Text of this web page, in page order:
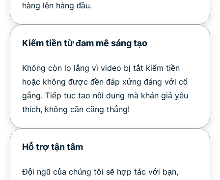
hàng lên hàng đầu.
Kiếm tiền từ đam mê sáng tạo
Không còn lo lắng vì video bị tắt kiếm tiền
hoặc không được đền đáp xứng đáng với cố
gắng. Tiếp tục tạo nội dung mà khán giả yêu
thích, không cần căng thẳng!
Hỗ trợ tận tâm
Đội ngũ của chúng tôi sẽ hợp tác với bạn,